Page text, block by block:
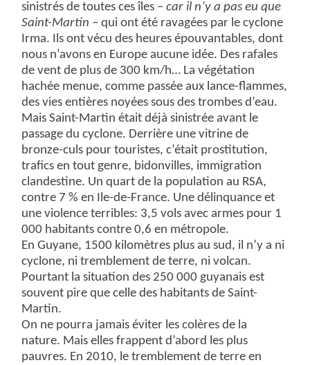
sinistrés de toutes ces îles –car il n’y a pas eu que
Saint-Martin – qui ont été ravagées par le cyclone
Irma. Ils ont vécu des heures épouvantables, dont
nous n’avons en Europe aucune idée. Des rafales
de vent de plus de 300 km/h… La végétation
hachée menue, comme passée aux lance-flammes,
des vies entières noyées sous des trombes d’eau.
Mais Saint-Martin était déjà sinistrée avant le
passage du cyclone. Derrière une vitrine de
bronze-culs pour touristes, c’était prostitution,
trafics en tout genre, bidonvilles, immigration
clandestine. Un quart de la population au RSA,
contre 7 % en Ile-de-France. Une délinquance et
une violence terribles: 3,5 vols avec armes pour 1
000 habitants contre 0,6 en métropole.
En Guyane, 1500 kilomètres plus au sud, il n’y a ni
cyclone, ni tremblement de terre, ni volcan.
Pourtant la situation des 250 000 guyanais est
souvent pire que celle des habitants de Saint-
Martin.
On ne pourra jamais éviter les colères de la
nature. Mais elles frappent d’abord les plus
pauvres. En 2010, le tremblement de terre en